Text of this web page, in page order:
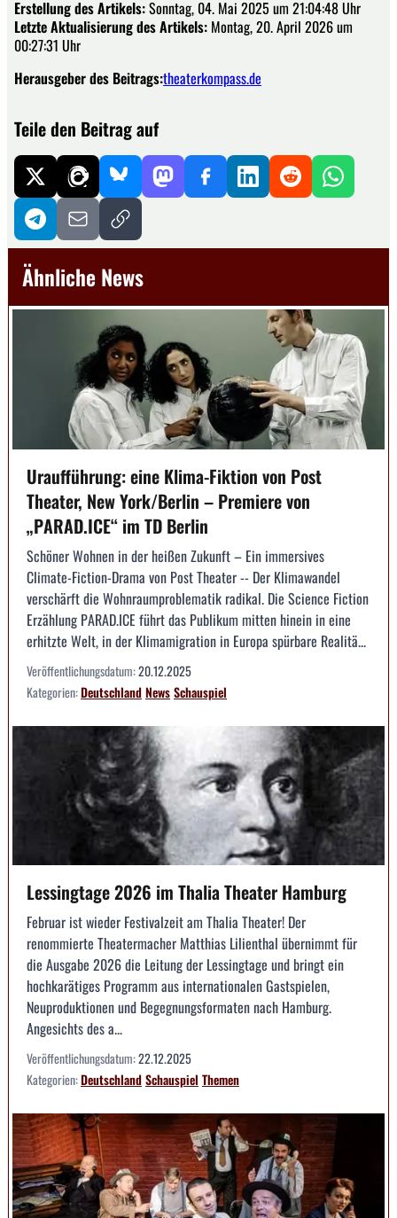
Erstellung des Artikels:Sonntag, 04. Mai 2025 um 21:04:48 Uhr
Letzte Aktualisierung des Artikels: Montag, 20. April 2026 um
00:27:31 Uhr
Herausgeber des Beitrags:theaterkompass.de
Teile den Beitrag auf
Ähnliche News
Uraufführung: eine Klima-Fiktion von Post
Theater, New York/Berlin – Premiere von
„PARAD.ICE“ im TD Berlin
Schöner Wohnen in der heißen Zukunft – Ein immersives
Climate-Fiction-Drama von Post Theater -- Der Klimawandel
verschärft die Wohnraumproblematik radikal. Die Science Fiction
Erzählung PARAD.ICE führt das Publikum mitten hinein in eine
erhitzte Welt, in der Klimamigration in Europa spürbare Realitä...
Veröffentlichungsdatum:20.12.2025
Kategorien:DeutschlandNewsSchauspiel
Lessingtage 2026 im Thalia Theater Hamburg
Februar ist wieder Festivalzeit am Thalia Theater! Der
renommierte Theatermacher Matthias Lilienthal übernimmt für
die Ausgabe 2026 die Leitung der Lessingtage und bringt ein
hochkarätiges Programm aus internationalen Gastspielen,
Neuproduktionen und Begegnungsformaten nach Hamburg.
Angesichts des a...
Veröffentlichungsdatum:22.12.2025
Kategorien:DeutschlandSchauspiel Themen